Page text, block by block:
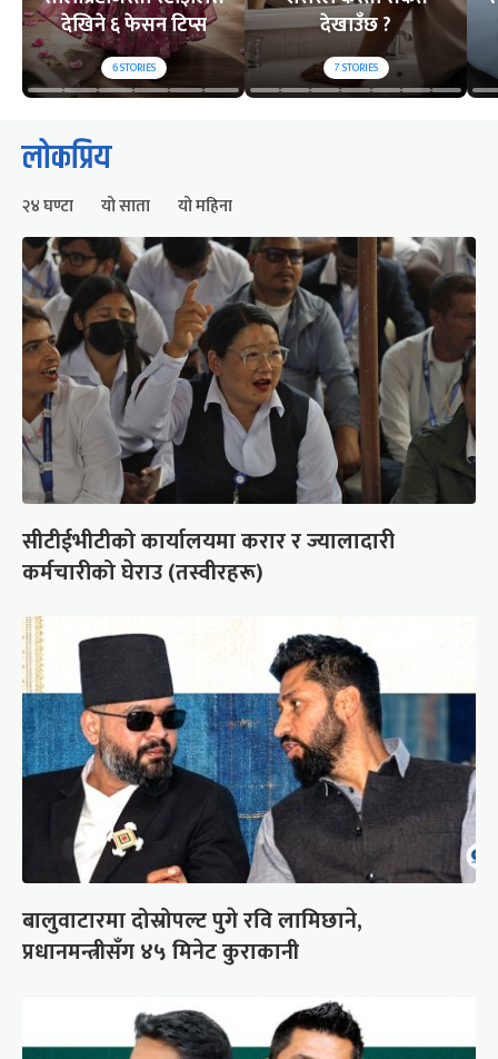
देखिने ६ फेसन टिप्स
6STORIES
देखाउँछ ?
7STORIES
लोकप्रिय
२४ घण्टा यो साता यो महिना
सीटीईभीटीको कार्यालयमा करार र ज्यालादारी
कर्मचारीको घेराउ (तस्वीरहरू)
बालुवाटारमा दोस्रोपल्ट पुगे रवि लामिछाने,
प्रधानमन्त्रीसँग ४५ मिनेट कुराकानी